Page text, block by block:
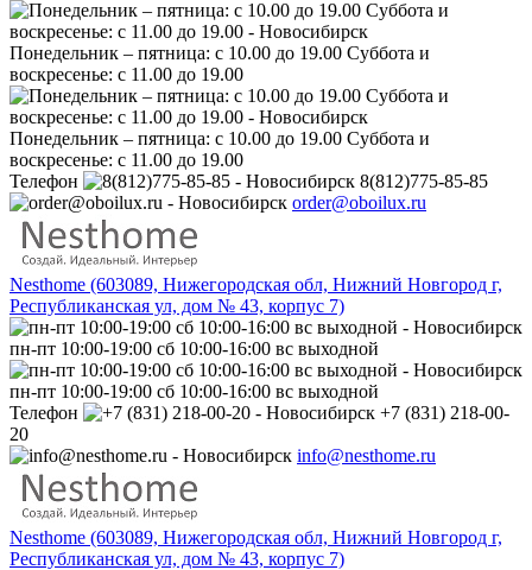
Понедельник – пятница: с 10.00 до 19.00 Суббота и
воскресенье: с 11.00 до 19.00
Понедельник – пятница: с 10.00 до 19.00 Суббота и
воскресенье: с 11.00 до 19.00
Телефон
8(812)775-85-85
order@oboilux.ru
Nesthome (603089, Нижегородская обл, Нижний Новгород г,
Республиканская ул, дом № 43, корпус 7)
пн-пт 10:00-19:00 сб 10:00-16:00 вс выходной
пн-пт 10:00-19:00 сб 10:00-16:00 вс выходной
Телефон
+7 (831) 218-00-
20
info@nesthome.ru
Nesthome (603089, Нижегородская обл, Нижний Новгород г,
Республиканская ул, дом № 43, корпус 7)